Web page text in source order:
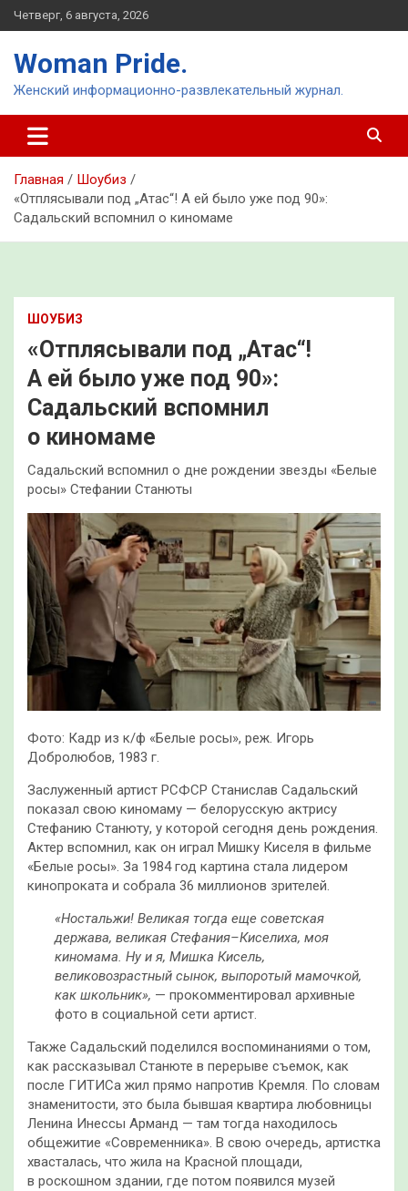
Перейти
к
Четверг, 6 августа, 2026
Woman Pride.
Женский информационно-развлекательный журнал.
Главная
Шоубиз
«Отплясывали под „Атас“! А ей было уже под 90»:
Садальский вспомнил о киномаме
ШОУБИЗ
«Отплясывали под „Атас“!
А ей было уже под 90»:
Садальский вспомнил
о киномаме
Садальский вспомнил о дне рождении звезды «Белые
росы» Стефании Станюты
Фото: Кадр из к/ф «Белые росы», реж. Игорь
Добролюбов, 1983 г.
Заслуженный артист РСФСР Станислав Садальский
показал свою киномаму — белорусскую актрису
Стефанию Станюту, у которой сегодня день рождения.
Актер вспомнил, как он играл Мишку Киселя в фильме
«Белые росы». За 1984 год картина стала лидером
кинопроката и собрала 36 миллионов зрителей.
«Ностальжи! Великая тогда еще советская
держава, великая Стефания–Киселиха, моя
киномама. Ну и я, Мишка Кисель,
великовозрастный сынок, выпоротый мамочкой,
как школьник», — прокомментировал архивные
фото в социальной сети артист.
Также Садальский поделился воспоминаниями о том,
как рассказывал Станюте в перерыве съемок, как
после ГИТИСа жил прямо напротив Кремля. По словам
знаменитости, это была бывшая квартира любовницы
Ленина Инессы Арманд — там тогда находилось
общежитие «Современника». В свою очередь, артистка
хвасталась, что жила на Красной площади,
в роскошном здании, где потом появился музей